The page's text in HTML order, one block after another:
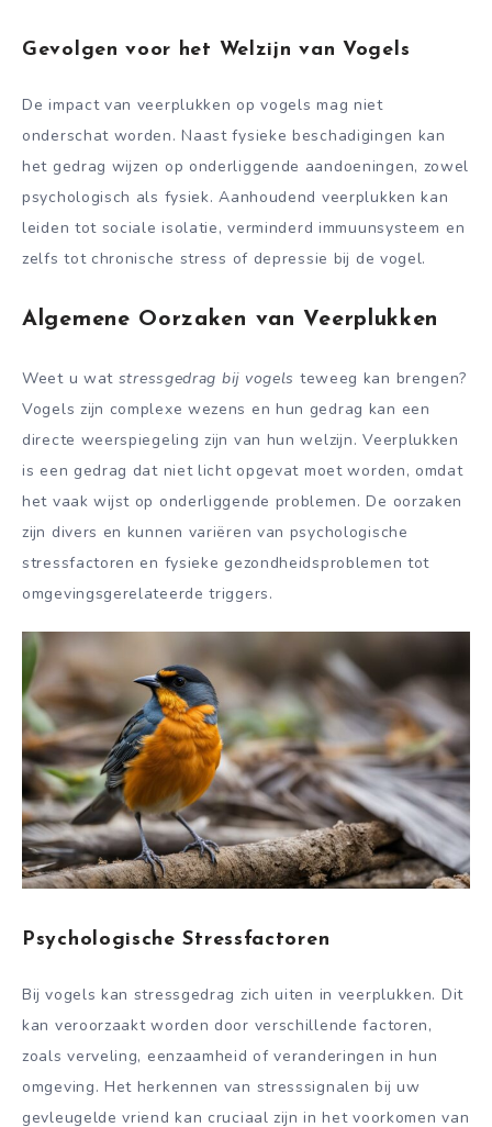
Gevolgen voor het Welzijn van Vogels
De impact van veerplukken op vogels mag niet
onderschat worden. Naast fysieke beschadigingen kan
het gedrag wijzen op onderliggende aandoeningen, zowel
psychologisch als fysiek. Aanhoudend veerplukken kan
leiden tot sociale isolatie, verminderd immuunsysteem en
zelfs tot chronische stress of depressie bij de vogel.
Algemene Oorzaken van Veerplukken
Weet u wat stressgedrag bij vogels teweeg kan brengen?
Vogels zijn complexe wezens en hun gedrag kan een
directe weerspiegeling zijn van hun welzijn. Veerplukken
is een gedrag dat niet licht opgevat moet worden, omdat
het vaak wijst op onderliggende problemen. De oorzaken
zijn divers en kunnen variëren van psychologische
stressfactoren en fysieke gezondheidsproblemen tot
omgevingsgerelateerde triggers.
Psychologische Stressfactoren
Bij vogels kan stressgedrag zich uiten in veerplukken. Dit
kan veroorzaakt worden door verschillende factoren,
zoals verveling, eenzaamheid of veranderingen in hun
omgeving. Het herkennen van stresssignalen bij uw
gevleugelde vriend kan cruciaal zijn in het voorkomen van